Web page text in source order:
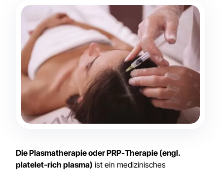
Die Plasmatherapie oder PRP-Therapie (engl.
platelet-rich plasma) ist ein medizinisches